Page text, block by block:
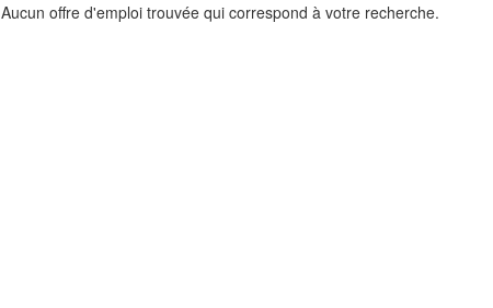
Aucun offre d'emploi trouvée qui correspond à votre recherche.